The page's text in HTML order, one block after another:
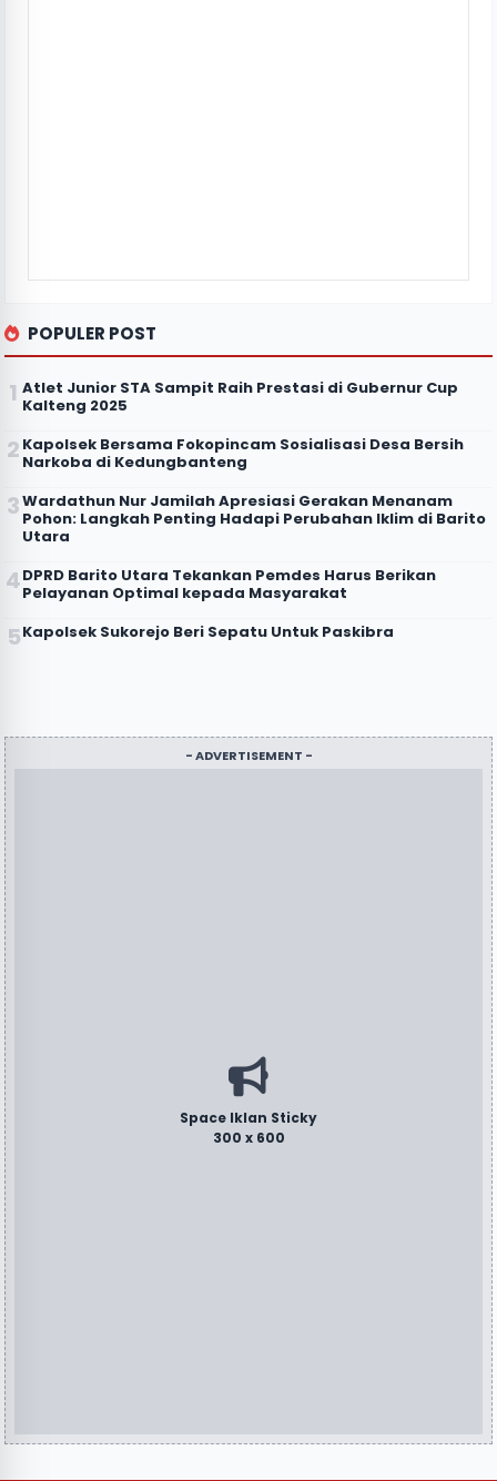
POPULER POST
Atlet Junior STA Sampit Raih Prestasi di Gubernur Cup
Kalteng 2025
Kapolsek Bersama Fokopincam Sosialisasi Desa Bersih
Narkoba di Kedungbanteng
Wardathun Nur Jamilah Apresiasi Gerakan Menanam
Pohon: Langkah Penting Hadapi Perubahan Iklim di Barito
Utara
DPRD Barito Utara Tekankan Pemdes Harus Berikan
Pelayanan Optimal kepada Masyarakat
Kapolsek Sukorejo Beri Sepatu Untuk Paskibra
- ADVERTISEMENT -
Space Iklan Sticky
300 x 600